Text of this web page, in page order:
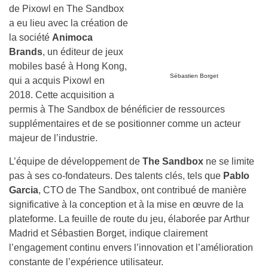
de Pixowl en The Sandbox
a eu lieu avec la création de la société
un éditeur de jeux mobiles basé à Hong Kong, qui a acquis
Pixowl en 2018. Cette acquisition a permis à The Sandbox
de bénéficier de ressources supplémentaires et de se
positionner comme un acteur majeur de l’industrie.
L’équipe de développement deThe Sandbox
pas à ses co-fondateurs. Des talents clés, tels que
Pablo
Garcia
, CTO de The Sandbox, ont contribué de manière
plateforme. La feuille de route du jeu, élaborée par Arthur
Madrid et Sébastien Borget, indique clairement
l’engagement continu envers l’innovation et l’amélioration
constante de l’expérience utilisateur.
En 2020, The Sandbox a lancé son token natif,
symbolisant l’évolution du projet vers une économie
décentralisée. Cette transition a été supervisée par